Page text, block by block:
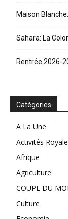
Maison
Sahara: La
Rentrée 2026-
Catégories
A La Une
Activités
Afrique
Agriculture
COUPE DU
Culture